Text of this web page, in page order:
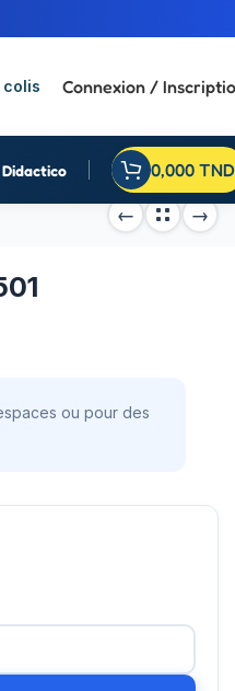
colis Connexion /
Didactico 0,000 TND
ou pour des